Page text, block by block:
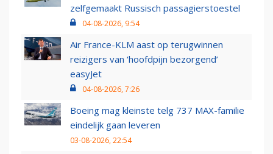
zelfgemaakt Russisch passagierstoestel
04-08-2026, 9:54
Air France-KLM aast op terugwinnen
reizigers van ‘hoofdpijn bezorgend’
easyJet
04-08-2026, 7:26
Boeing mag kleinste telg 737 MAX-familie
eindelijk gaan leveren
03-08-2026, 22:54